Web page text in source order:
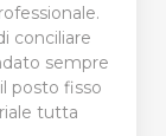
conciliare
sempre
posto fisso
tutta